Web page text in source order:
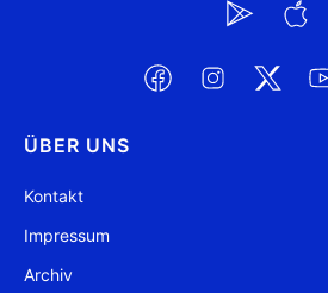
ÜBER UNS
Kontakt
Impressum
Archiv